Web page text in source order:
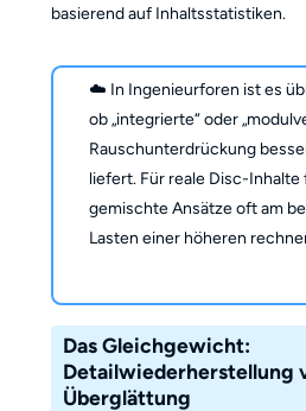
basierend auf Inhaltsstatistiken.
☁️ In Ingenieurforen ist es
ob „integrierte“ oder
Rauschunterdrückung
liefert. Für reale Disc-
gemischte Ansätze oft am
Lasten einer höheren
Das Gleichgewicht:
Detailwiederherstellung
Überglättung